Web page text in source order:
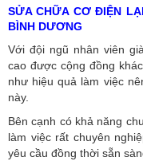
SỬA CHỮA CƠ ĐIỆN
BÌNH DƯƠNG
Với đội ngũ nhân viên
cao được cộng đồng
như hiệu quả làm việc
này.
Bên cạnh có khả năng
làm việc rất chuyên
yêu cầu đồng thời sẵn